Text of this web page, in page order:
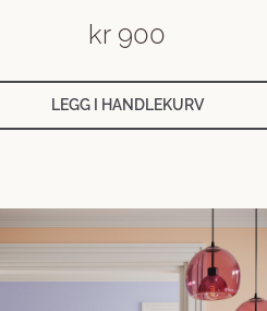
kr 900
LEGG I HANDLEKURV